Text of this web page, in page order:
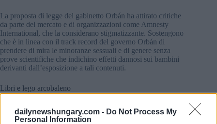
dailynewshungary.com - Do Not Process My
Personal Information
La proposta di legge del gabinetto Orbán ha attirato critiche
da parte del mercato e di organizzazioni come Amnesty
International, che la considerano stigmatizzante. Sostengono
che è in linea con il track record del governo Orbán di
prendere di mira le minoranze sessuali e di genere senza
prove scientifiche che indichino effetti dannosi sui bambini
derivanti dall’esposizione a tali contenuti.
Libri e lego arcobaleno